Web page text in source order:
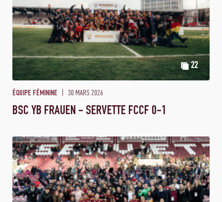
22
ÉQUIPE FÉMININE 30 MARS 2026
BSC YB FRAUEN - SERVETTE FCCF 0-1